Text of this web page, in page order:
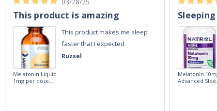
Ruzsel
This product is amazing
This product makes me sleep
faster that I expected
Melatonin Liquid
1mg per dose.
Melatonin
Advanced